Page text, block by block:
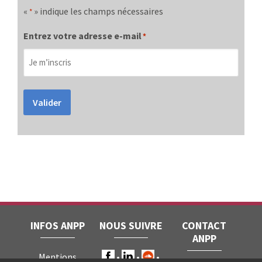
« * » indique les champs nécessaires
Entrez votre adresse e-mail*
Valider
INFOS ANPP
Mentions
NOUS SUIVRE
CONTACT
ANPP